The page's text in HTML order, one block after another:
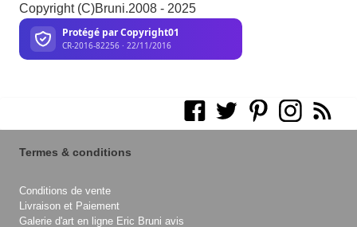
Copyright (C)Bruni.2008 - 2025
Termes & conditions
Conditions de vente
Livraison et Paiement
Galerie d'art en ligne Eric Bruni avis